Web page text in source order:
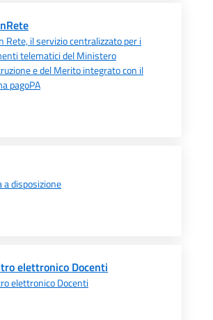
Rete, il servizio centralizzato per i
telematici del Ministero
e del Merito integrato con il
pagoPA
a disposizione
elettronico Docenti
elettronico Docenti